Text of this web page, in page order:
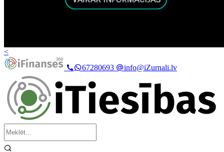
<
67280693
info@iZurnali.lv